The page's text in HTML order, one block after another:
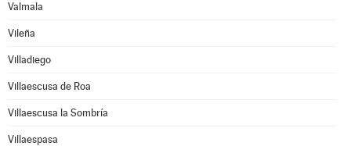
Valmala
Vileña
Villadiego
Villaescusa de Roa
Villaescusa la Sombría
Villaespasa